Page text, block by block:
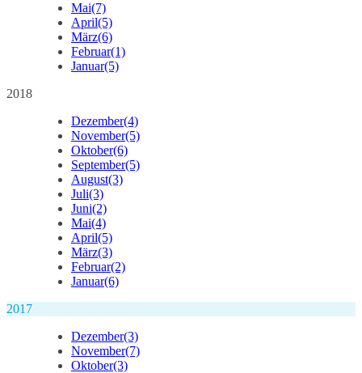
Mai(7)
April(5)
März(6)
Februar(1)
Januar(5)
2018
Dezember(4)
November(5)
Oktober(6)
September(5)
August(3)
Juli(3)
Juni(2)
Mai(4)
April(5)
März(3)
Februar(2)
Januar(6)
2017
Dezember(3)
November(7)
Oktober(3)